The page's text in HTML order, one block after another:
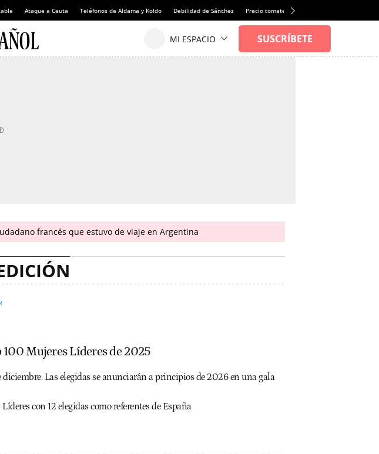
Ataque a Ceuta Teléfonos de Aldama y Koldo Debilidad de Sánchez Precio tomates
francés que estuvo de viaje en Argentina
Mujeres Líderes de 2025
Las elegidas se anunciarán a principios de 2026 en una gala
con 12 elegidas como referentes de España